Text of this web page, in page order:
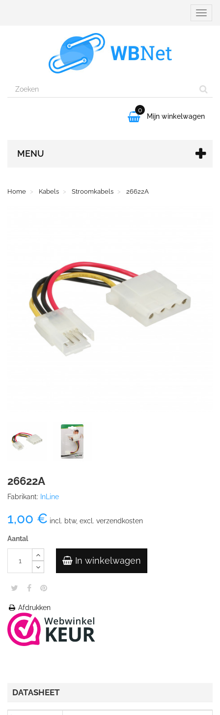

0
Mijn winkelwagen
MENU
Home Kabels Stroomkabels 26622A
26622A
Fabrikant: InLine
1,00 € incl. btw, excl. verzendkosten
Aantal
In winkelwagen
Afdrukken
DATASHEET